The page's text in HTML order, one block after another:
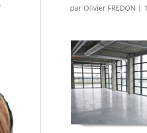
par Olivier FREDON |